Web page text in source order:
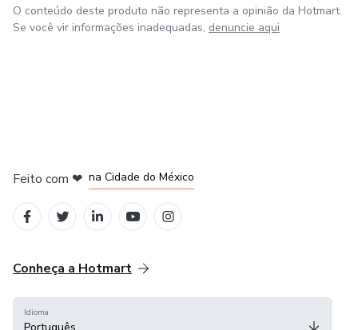
O conteúdo deste produto não representa a opinião da Hotmart.
Se você vir informações inadequadas, denuncie aqui
Feito com ❤ na Cidade do México
Conheça a Hotmart
Idioma